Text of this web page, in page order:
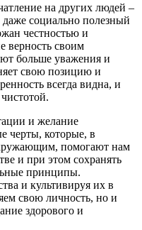
на других людей –
даже социально полезный
честностью и
верность своим
больше уважения и
свою позицию и
всегда видна, и
и желание
черты, которые, в
помогают нам
и при этом сохранять
принципы.
и культивируя их в
свою личность, но и
здорового и